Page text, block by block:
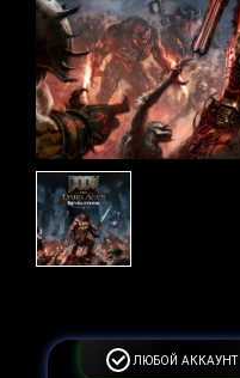
ЛЮБОЙ АККАУНТ